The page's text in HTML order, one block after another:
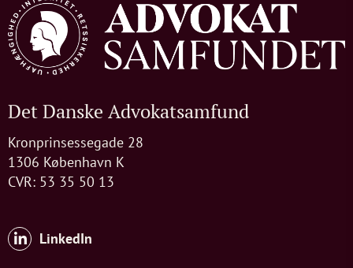
Det Danske Advokatsamfund
Kronprinsessegade 28
1306 København K
CVR: 53 35 50 13
LinkedIn